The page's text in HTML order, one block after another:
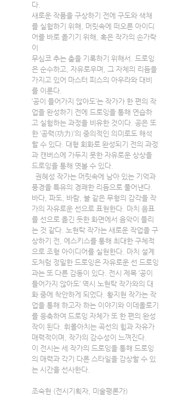
다.
새로운 작품을 구상하기 전에 구도와 색채
를 실험하기 위해, 머릿속에 떠오른 아이디
어를 바로 옮기기 위해, 혹은 작가의 손가락
이
무심코 추는 춤을 기록하기 위해서. 드로잉
은 순수하고, 자유로우며, 그 자체의 리듬을
가지고 있어 마스터 피스의 아우라와 대비
를 이룬다.
‘공이 들어가지 않아도’는 작가가 한 편의 작
업을 완성하기 전에 드로잉을 통해 연습하
고 실험하는 과정을 비유한 것이다. 공은 또
한 ‘공력(功力)’의 중의적인 의미로도 해석
할 수 있다. 대형 회화로 완성되기 전의 과정
과 캔버스에 가두지 못한 자유로운 상상을
드로잉을 통해 엿볼 수 있다.
권혜성 작가는 머릿속에 남아 있는 기억과
풍경을 특유의 경쾌한 리듬으로 풀어낸다.
바다, 파도, 바람, 불 같은 무형의 감각을 작
가의 자유로운 선으로 표현한다. 마치 음표
를 선으로 옮긴 듯한 화면에서 음악이 들리
는 것 같다. 노현탁 작가는 새로운 작업을 구
상하기 전, 에스키스를 통해 최대한 구체적
으로 조형 아이디어를 실현한다. 마치 설계
도처럼 정밀한 드로잉은 자유로운 선 드로잉
과는 또 다른 감동이 있다. 전시 제목 ‘공이
들어가지 않아도’ 역시 노현탁 작가와의 대
화 중에 착안하게 되었다. 황지현 작가는 작
업을 통해 하고자 하는 이야기와 이데올로기
를 응축하여 드로잉 자체가 또 한 편의 완성
작이 된다. 휘몰아치는 곡선의 힘과 자유가
매력적이며, 작가의 감수성이 느껴진다.
이 전시는 세 작가의 드로잉을 통해 드로잉
의 매력과 각기 다른 스타일을 감상할 수 있
는 시간을 선사한다.
조숙현 (전시기획자, 미술평론가)